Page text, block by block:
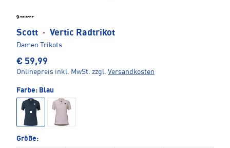
Scott · Vertic Radtrikot
Damen Trikots
€ 59,99
Onlinepreis inkl. MwSt. zzgl. Versandkosten
Farbe: Blau
Größe: